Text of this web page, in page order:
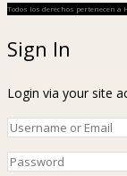
Todos los derechos pertenecen
Sign In
Login via your site